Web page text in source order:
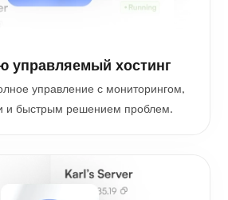
управляемый хостинг
управление с мониторингом,
и быстрым решением проблем.